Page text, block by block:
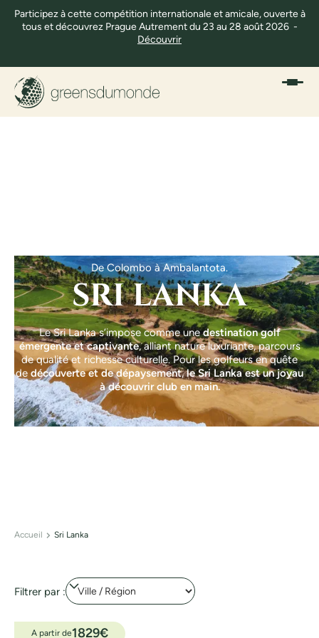
Participez à cette compétition internationale et amicale, ouverte à
tous et découvrez Prague Autrement du 23 au 28 août 2026 -
Découvrir
De Colombo à Ambalantota.
SRI LANKA
Le Sri Lanka s’impose comme unedestination golf
émergente et captivante, alliant nature luxuriante, parcours
de qualité et richesse culturelle. Pour les golfeurs en quête
de découverte et de dépaysement,le Sri Lanka est un joyau
à découvrir club en main.
Accueil Sri Lanka
Filtrer par :
A partir de1829€